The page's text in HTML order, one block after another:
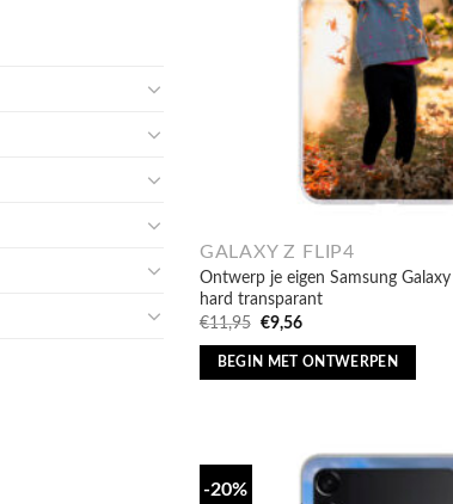
GALAXY Z FLIP4
Ontwerp je eigen Samsung
hard transparant
€11,95 Oorspronkelijke
was:
€11,95.
€9,56Huidige
is:
€9,56.
BEGIN MET ONTWERPEN
-20%